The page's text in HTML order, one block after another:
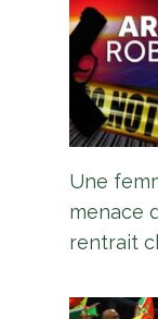
Une
menace
rentrait